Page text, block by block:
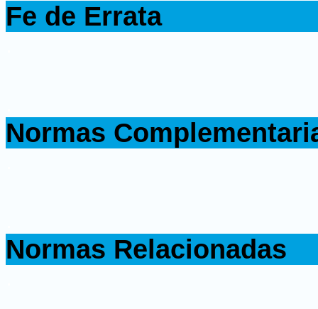
Fe de Errata
Normas
Normas Relacionadas